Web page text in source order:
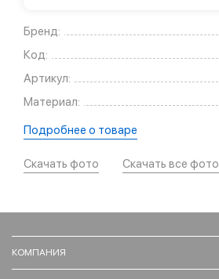
Бренд:
Код:
Артикул:
Материал:
Подробнее о товаре
Скачать фото Скачать все фото
КОМПАНИЯ